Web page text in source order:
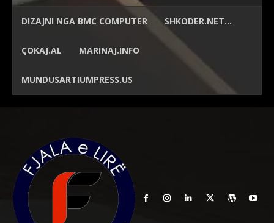
DIZAJNI NGA BMC COMPUTER SHKODER.NET…
ÇOKAJ.AL MARINAJ.INFO
MUNDUSARTIUMPRESS.US